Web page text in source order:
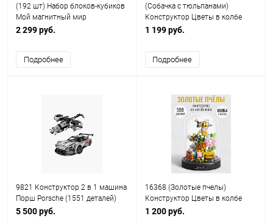
(192 шт) Набор блоков-кубиков
Мой магнитный мир
(майнкрафт магнитный
2 299 руб.
Подробнее
(Собачка с тюльпанами)
Конструктор Цветы в колбе
(446 деталей)
1 199 руб.
Подробнее
9821 Конструктор 2 в 1 машина
Порш Porsche (1551 деталей)
5 500 руб.
16368 (Золотые пчелы)
Конструктор Цветы в колбе
(мини детали) (588 деталей)
1 200 руб.